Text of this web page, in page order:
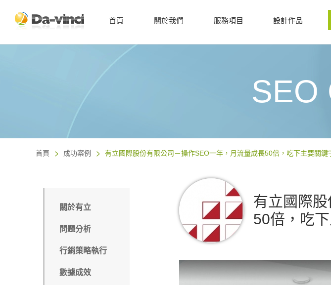
首頁 關於我們 服務項目 設計作品
SEO
首頁 成功案例 有立國際股份有限公司－操作SEO一年，月流量成長50倍，吃下主要關鍵
有立國際
50倍，吃
關於有立
問題分析
行銷策略執行
數據成效